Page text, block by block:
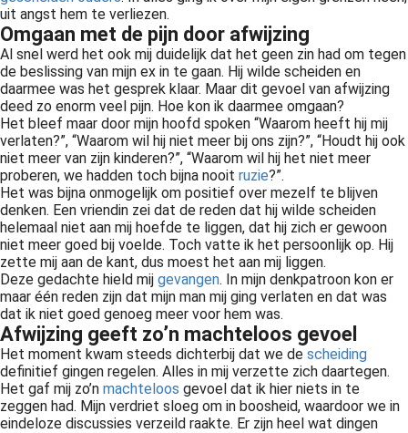
uit angst hem te verliezen.
Omgaan met de pijn door afwijzing
Al snel werd het ook mij duidelijk dat het geen zin had om tegen
de beslissing van mijn ex in te gaan. Hij wilde scheiden en
daarmee was het gesprek klaar. Maar dit gevoel van afwijzing
deed zo enorm veel pijn. Hoe kon ik daarmee omgaan?
Het bleef maar door mijn hoofd spoken “Waarom heeft hij mij
verlaten?”, “Waarom wil hij niet meer bij ons zijn?”, “Houdt hij ook
niet meer van zijn kinderen?”, “Waarom wil hij het niet meer
proberen, we hadden toch bijna nooit ruzie?”.
Het was bijna onmogelijk om positief over mezelf te blijven
denken. Een vriendin zei dat de reden dat hij wilde scheiden
helemaal niet aan mij hoefde te liggen, dat hij zich er gewoon
niet meer goed bij voelde. Toch vatte ik het persoonlijk op. Hij
zette mij aan de kant, dus moest het aan mij liggen.
Deze gedachte hield mij gevangen. In mijn denkpatroon kon er
maar één reden zijn dat mijn man mij ging verlaten en dat was
dat ik niet goed genoeg meer voor hem was.
Afwijzing geeft zo’n machteloos gevoel
Het moment kwam steeds dichterbij dat we de scheiding
definitief gingen regelen. Alles in mij verzette zich daartegen.
Het gaf mij zo’n machteloos gevoel dat ik hier niets in te
zeggen had. Mijn verdriet sloeg om in boosheid, waardoor we in
eindeloze discussies verzeild raakte. Er zijn heel wat dingen